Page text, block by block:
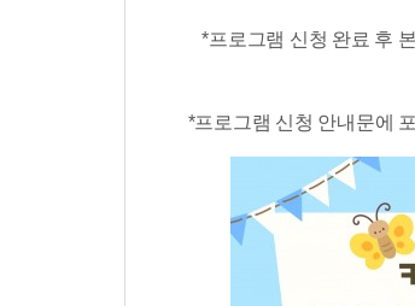
*프로그램 신청 완료 후
*​프로그램 신청 안내문에